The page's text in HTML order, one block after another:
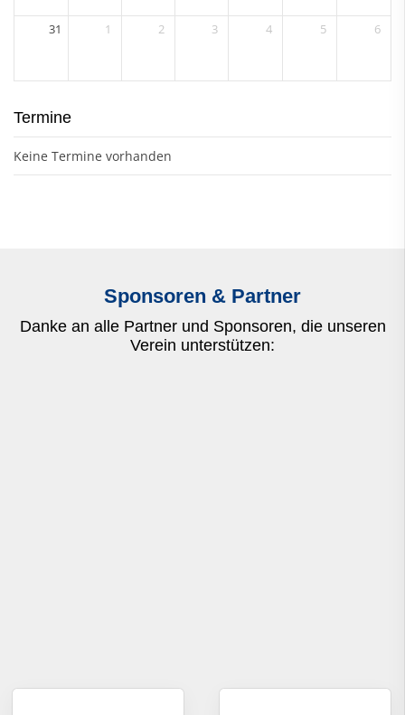
31 1 2 3 4 5 6
Termine
Keine Termine vorhanden
Sponsoren & Partner
Danke an alle Partner und Sponsoren, die unseren
Verein unterstützen: